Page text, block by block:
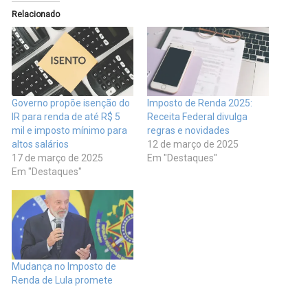
Relacionado
Governo propõe isenção do
IR para renda de até R$ 5
mil e imposto mínimo para
altos salários
17 de março de 2025
Em "Destaques"
Imposto de Renda 2025:
Receita Federal divulga
regras e novidades
12 de março de 2025
Em "Destaques"
Mudança no Imposto de
Renda de Lula promete